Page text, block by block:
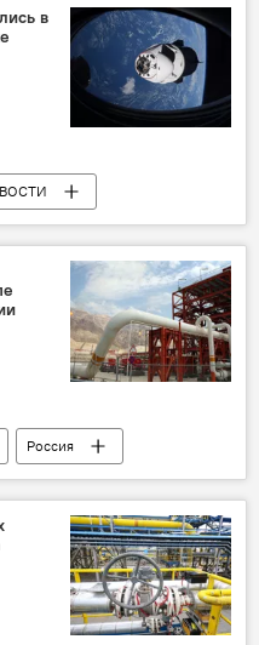
в
Россия
Еврокомиссия